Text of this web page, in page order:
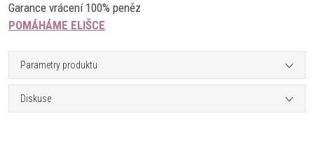
Garance vrácení 100% peněz
POMÁHÁME ELIŠCE
Parametry produktu
Diskuse